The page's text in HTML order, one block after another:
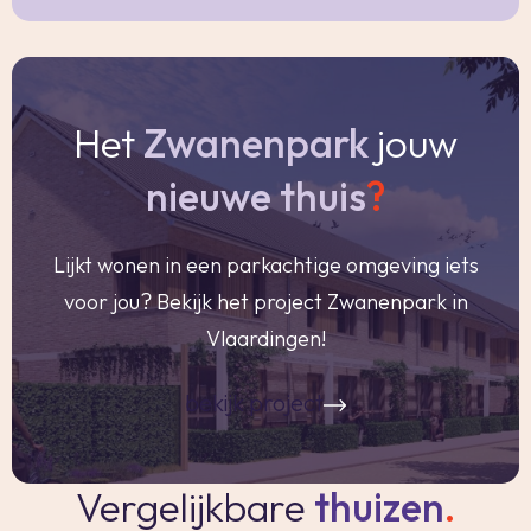
Vraagprijs € 279.000,- k.k.
Woonoppervlakte
De Meetinstructie is gebaseerd op de
NEN2580. De Meetinstructie is bedoeld om een
meer eenduidige manier van meten toe te
passen voor het geven van een indicatie van de
gebruiksoppervlakte. De Meetinstructie sluit
verschillen in meetuitkomsten niet volledig uit,
door bijvoorbeeld interpretatieverschillen,
afrondingen of beperkingen bij het uitvoeren
van de meting. Indien de exacte maten voor een
koper van cruciaal belang zijn, adviseren wij
HetZwanenpark jouw
nieuwe thuis?
Lijkt wonen in een parkachtige omgeving iets
voor jou? Bekijk het project Zwanenpark in
Vlaardingen!
bekijk project
Vergelijkbare thuizen.